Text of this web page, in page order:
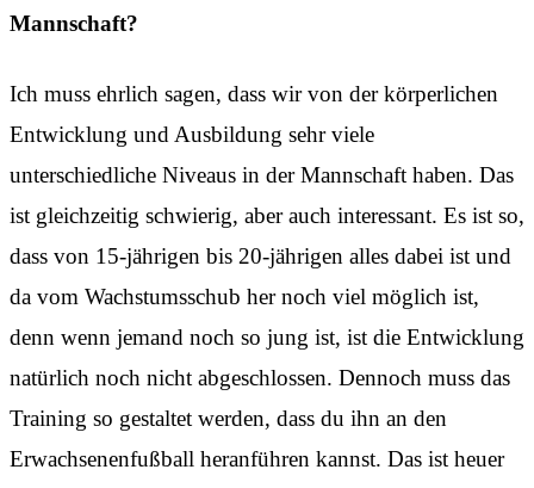
Mannschaft?
Ich muss ehrlich sagen, dass wir von der körperlichen
Entwicklung und Ausbildung sehr viele
unterschiedliche Niveaus in der Mannschaft haben. Das
ist gleichzeitig schwierig, aber auch interessant. Es ist so,
dass von 15-jährigen bis 20-jährigen alles dabei ist und
da vom Wachstumsschub her noch viel möglich ist,
denn wenn jemand noch so jung ist, ist die Entwicklung
natürlich noch nicht abgeschlossen. Dennoch muss das
Training so gestaltet werden, dass du ihn an den
Erwachsenenfußball heranführen kannst. Das ist heuer